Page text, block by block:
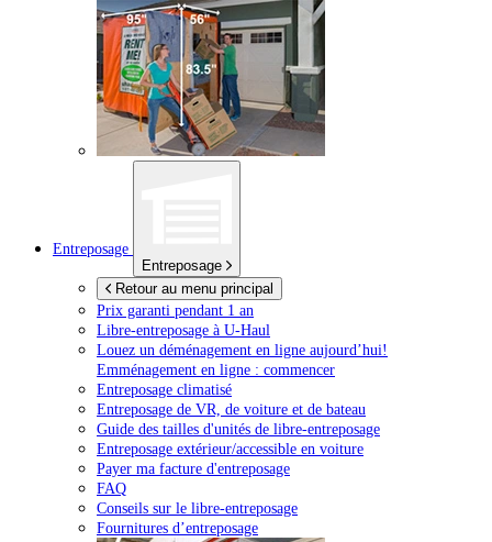
Entreposage
Entreposage
Retour au menu principal
Prix garanti pendant 1 an
Libre-entreposage à U-Haul
Louez un déménagement en ligne aujourd’hui!
Emménagement en ligne : commencer
Entreposage climatisé
Entreposage de VR, de voiture et de bateau
Guide des tailles d'unités de libre-entreposage
Entreposage extérieur/accessible en voiture
Payer ma facture d'entreposage
FAQ
Conseils sur le libre-entreposage
Fournitures d’entreposage